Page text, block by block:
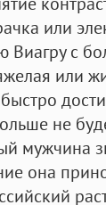
или
Виагру с
или
быстро
не
мужчина
она